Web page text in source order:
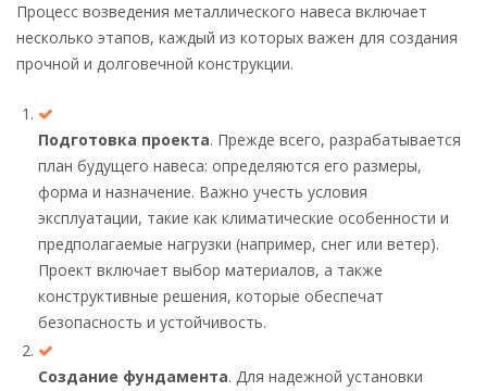
Процесс возведения металлического навеса включает
несколько этапов, каждый из которых важен для создания
прочной и долговечной конструкции.
Подготовка проекта. Прежде всего, разрабатывается
план будущего навеса: определяются его размеры,
форма и назначение. Важно учесть условия
эксплуатации, такие как климатические особенности и
предполагаемые нагрузки (например, снег или ветер).
Проект включает выбор материалов, а также
конструктивные решения, которые обеспечат
безопасность и устойчивость.
Создание фундамента. Для надежной установки